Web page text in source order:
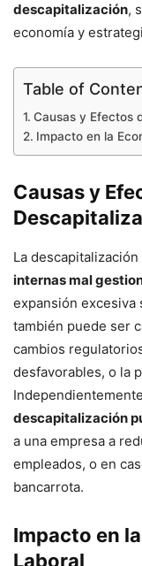
descapitalización,
economía y
Table of
Causas y Efectos
Impacto en la
Causas y
La
internas mal
expansión excesiva
también puede ser
cambios
desfavorables, o la
descapitalización
a una empresa a
empleados, o en
bancarrota.
Impacto en
Laboral